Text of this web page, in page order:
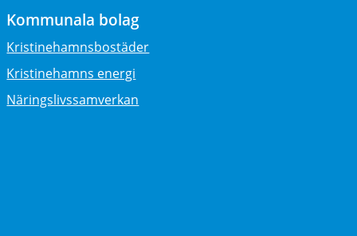
Kommunala bolag
Kristinehamnsbostäder
Kristinehamns energi
Näringslivssamverkan